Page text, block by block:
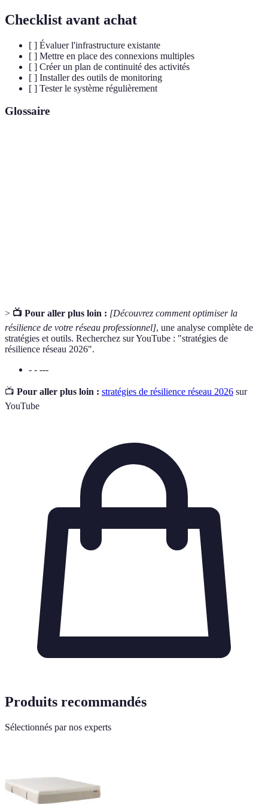
Checklist avant achat
[ ] Évaluer l'infrastructure existante
[ ] Mettre en place des connexions multiples
[ ] Créer un plan de continuité des activités
[ ] Installer des outils de monitoring
[ ] Tester le système régulièrement
Glossaire
> 📺 Pour aller plus loin : [Découvrez comment optimiser la
résilience de votre réseau professionnel], une analyse complète de
stratégies et outils. Recherchez sur YouTube : "stratégies de
résilience réseau 2026".
- - ---
📺 Pour aller plus loin : stratégies de résilience réseau 2026 sur
YouTube
Produits recommandés
Sélectionnés par nos experts